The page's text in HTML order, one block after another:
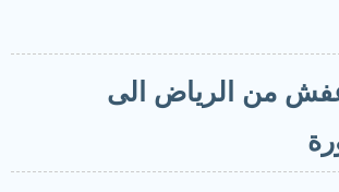
من الرياض الى